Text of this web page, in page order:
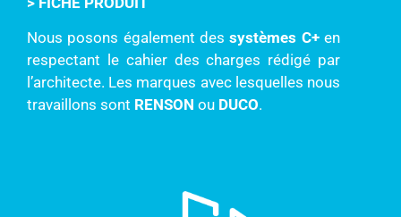
Nous posons également dessystèmes C+en
respectant le cahier des charges rédigé par
l’architecte. Les marques avec lesquelles nous
travaillons sont RENSON ou DUCO.